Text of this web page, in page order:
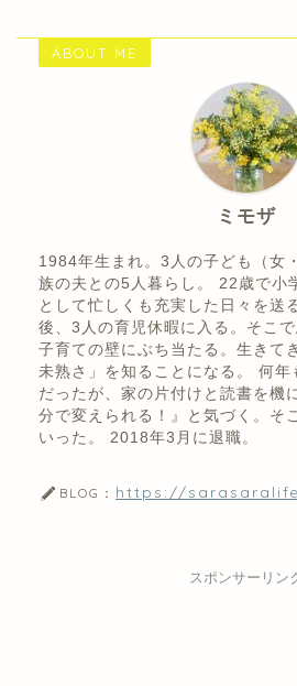
ABOUT ME
ミモザ
1984年生まれ。3人の子ども（女
族の夫との5人暮らし。 22歳で小
として忙しくも充実した日々を送
後、3人の育児休暇に入る。そこ
子育ての壁にぶち当たる。生きて
未熟さ」を知ることになる。 何年
だったが、家の片付けと読書を機
分で変えられる！』と気づく。そ
いった。 2018年3月に退職。
BLOG： https://
スポンサーリン